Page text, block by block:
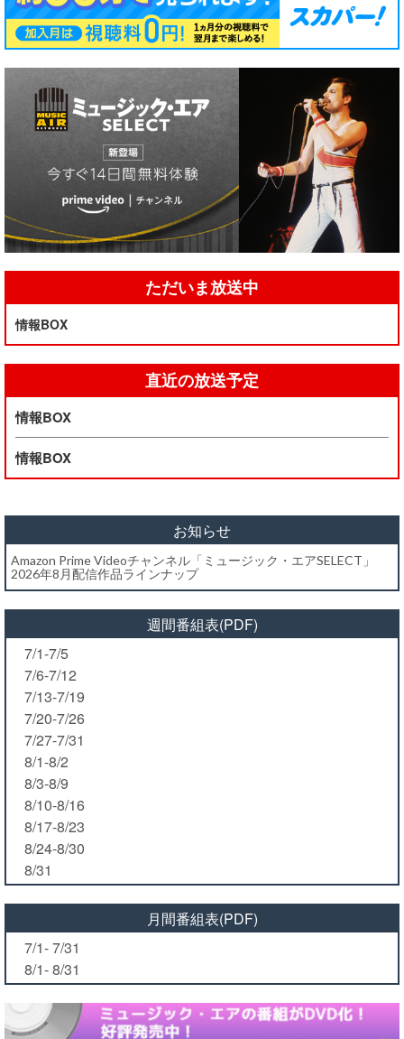
ただいま放送中
情報BOX
直近の放送予定
情報BOX
情報BOX
お知らせ
Amazon Prime Videoチャンネル「ミュージック・エアSELECT」
2026年8月配信作品ラインナップ
週間番組表(PDF)
7/1-7/5
7/6-7/12
7/13-7/19
7/20-7/26
7/27-7/31
8/1-8/2
8/3-8/9
8/10-8/16
8/17-8/23
8/24-8/30
8/31
月間番組表(PDF)
7/1- 7/31
8/1- 8/31